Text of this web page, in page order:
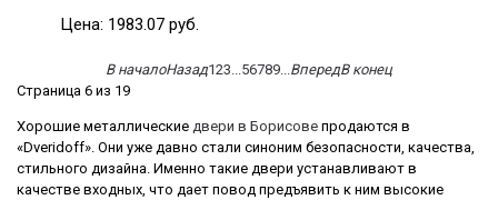
Цена: 1983.07 pуб.
В началоНазад123 56789 ВпередВ конец
Страница 6 из 19
Хорошие металлические двери в Борисове продаются в
«Dveridoff». Они уже давно стали синоним безопасности, качества,
стильного дизайна. Именно такие двери устанавливают в
качестве входных, что дает повод предъявить к ним высокие